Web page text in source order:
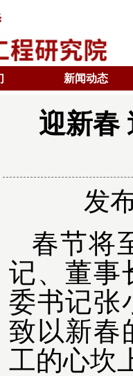
新闻动态
迎新春
发
春节将
记、董事
委书记张
致以新春
工的心坎